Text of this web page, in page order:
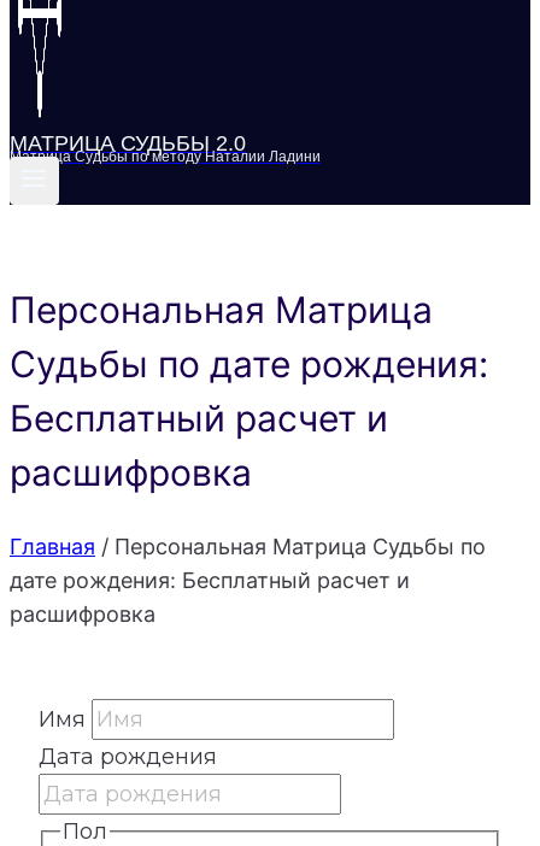
МАТРИЦА СУДЬБЫ 2.0
Матрица Судьбы по методу Наталии Ладини
Персональная Матрица
Судьбы по дате рождения:
Бесплатный расчет и
расшифровка
Главная / Персональная Матрица Судьбы по
дате рождения: Бесплатный расчет и
расшифровка
Имя
Дата рождения
Пол